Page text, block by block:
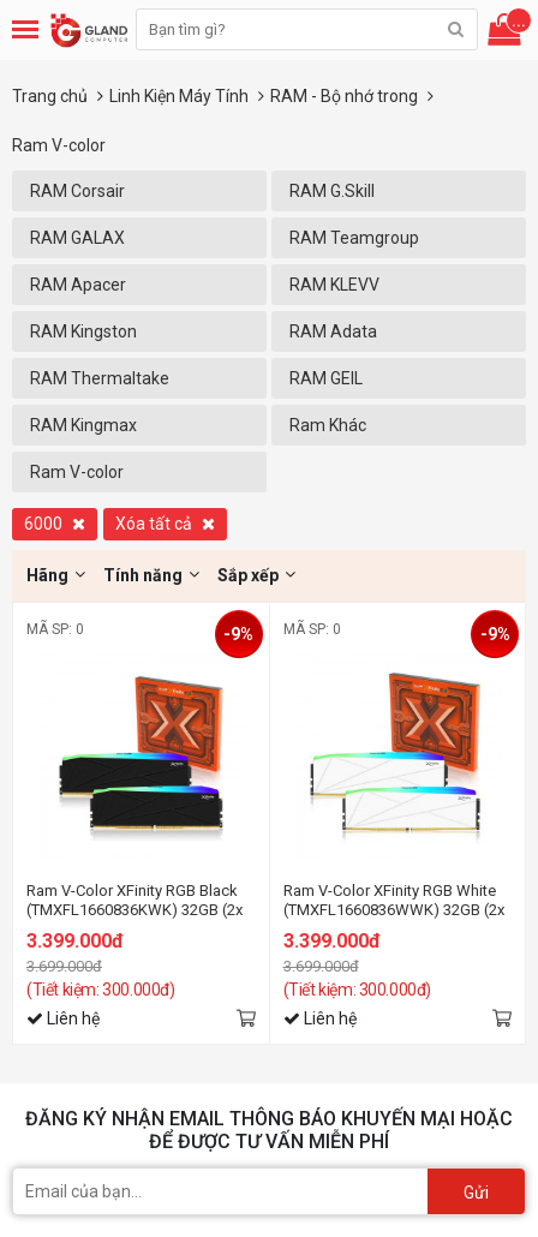
...
Trang chủ Linh Kiện Máy Tính RAM - Bộ nhớ trong
Ram V-color
RAM Corsair RAM G.Skill
RAM GALAX RAM Teamgroup
RAM Apacer RAM KLEVV
RAM Kingston RAM Adata
RAM Thermaltake RAM GEIL
RAM Kingmax Ram Khác
Ram V-color
6000 Xóa tất cả
Hãng Tính năng Sắp xếp
MÃ SP: 0
Ram V-Color XFinity RGB Black
(TMXFL1660836KWK) 32GB (2x
3.0 + AMD EXPO)
3.399.000đ
3.699.000đ
(Tiết kiệm: 300.000đ)
-9%
Liên hệ
MÃ SP: 0
Ram V-Color XFinity RGB White
(TMXFL1660836WWK) 32GB (2x
3.0 + AMD EXPO)
3.399.000đ
3.699.000đ
(Tiết kiệm: 300.000đ)
-9%
Liên hệ
ĐĂNG KÝ NHẬN EMAIL THÔNG BÁO KHUYẾN MẠI HOẶC
ĐỂ ĐƯỢC TƯ VẤN MIỄN PHÍ
Gửi